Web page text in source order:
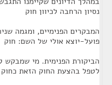
נסיון הרחבה לכיוון חוק
המבקרים הפנימיים, ומגמה
פועל-יוצא אולי של השם: חוק
הביקורת הפנימית. מי שמבקש
לטפל בהצעת החוק הזאת כחוק